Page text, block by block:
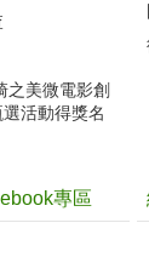
之美微電影創
活動得獎名
專區